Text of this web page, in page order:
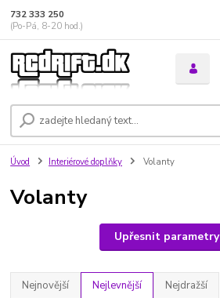
732 333 250
(Po-Pá, 8-20 hod.)
Úvod Interiérové doplňky Volanty
Volanty
Upřesnit parametry
Nejnovější Nejlevnější Nejdražší